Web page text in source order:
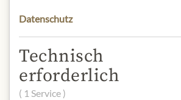
water,
paste, salt,
coriander, sweet pepper.
*Salmo Salar, raised in Scotland
Possible traces of
Datenschutz
Technisch
erforderlich
( 1 Service )